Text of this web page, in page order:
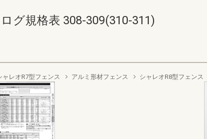
グ規格表 308-309(310-311)
ャレオR7型フェンス アルミ形材フェンス シャレオR8型フェンス